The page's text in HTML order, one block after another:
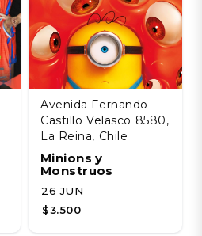
Avenida Fernando
Castillo Velasco 8580,
La Reina, Chile
Minions y
Monstruos
26 JUN
$3.500